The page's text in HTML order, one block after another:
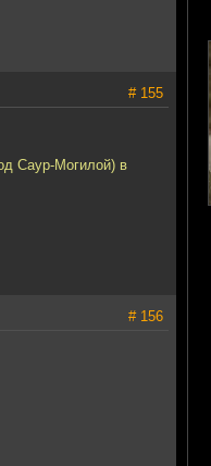
# 155
Саур-Могилой) в
# 156